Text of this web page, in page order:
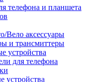
телефона и планшета
Вело аксессуары
и трансмиттеры
устройства
для телефона
устройства